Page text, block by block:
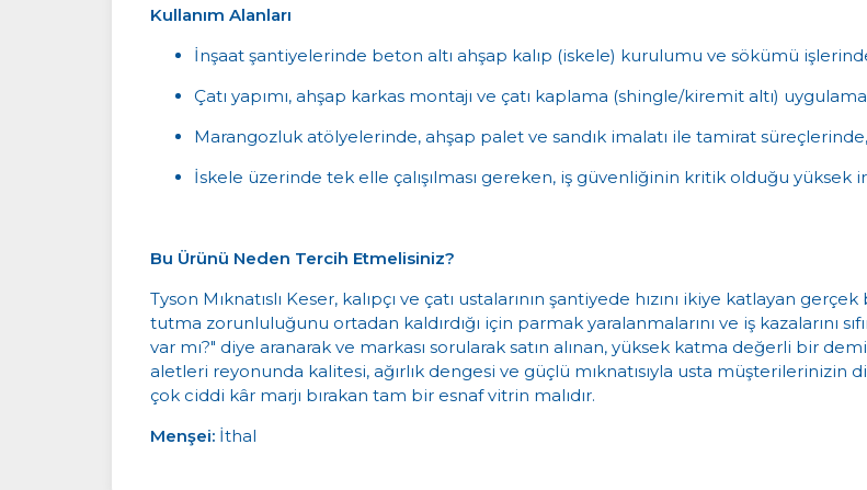
Kullanım Alanları
İnşaat şantiyelerinde beton altı ahşap kalıp (iskele) kurulumu ve sökümü
Çatı yapımı, ahşap karkas montajı ve çatı kaplama (shingle/kiremit altı)
Marangozluk atölyelerinde, ahşap palet ve sandık imalatı ile tamirat süreçlerinde,
İskele üzerinde tek elle çalışılması gereken, iş güvenliğinin kritik olduğu yüksek
Bu Ürünü Neden Tercih Etmelisiniz?
Tyson Mıknatıslı Keser, kalıpçı ve çatı ustalarının şantiyede hızını ikiye katlayan
tutma zorunluluğunu ortadan kaldırdığı için parmak yaralanmalarını ve iş kazalarını
var mı?" diye aranarak ve markası sorularak satın alınan, yüksek katma değerli bir
aletleri reyonunda kalitesi, ağırlık dengesi ve güçlü mıknatısıyla usta müşterilerinizin
çok ciddi kâr marjı bırakan tam bir esnaf vitrin malıdır.
Menşei: İthal